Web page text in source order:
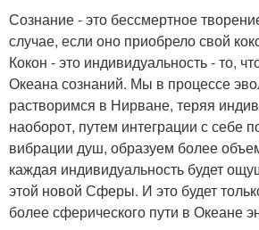
Сознание - это бессмертное
случае, если оно приобрело свой
Кокон - это индивидуальность - то,
Океана сознаний. Мы в процессе
растворимся в Нирване, теряя
наоборот, путем интеграции с себе
вибрации душ, образуем более
каждая индивидуальность будет
этой новой Сферы. И это будет
более сферического пути в Океане